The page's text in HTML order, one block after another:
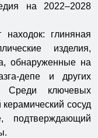
на 2022–2028
глиняная
изделия,
обнаруженные на
депе и других
Среди ключевых
сосуд
подтверждающий